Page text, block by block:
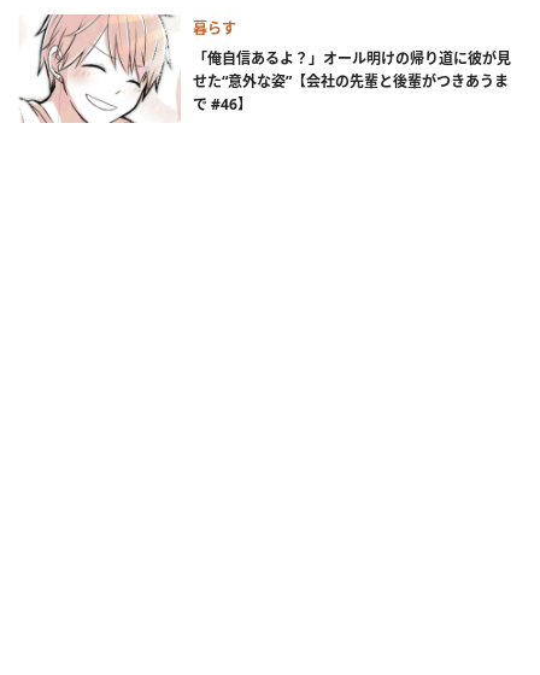
暮らす
「俺自信あるよ？」オール明けの帰り道に彼が見
せた“意外な姿”【会社の先輩と後輩がつきあうま
で #46】